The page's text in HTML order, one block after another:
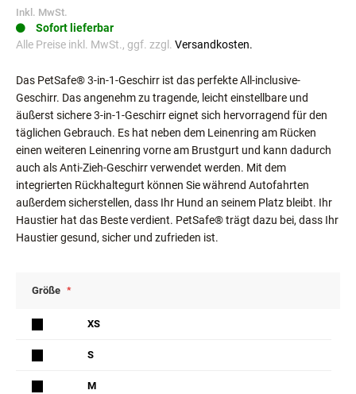
Inkl. MwSt.
Sofort lieferbar
Alle Preise inkl. MwSt., ggf. zzgl. Versandkosten.
Das PetSafe® 3-in-1-Geschirr ist das perfekte All-inclusive-
Geschirr. Das angenehm zu tragende, leicht einstellbare und
äußerst sichere 3-in-1-Geschirr eignet sich hervorragend für den
täglichen Gebrauch. Es hat neben dem Leinenring am Rücken
einen weiteren Leinenring vorne am Brustgurt und kann dadurch
auch als Anti-Zieh-Geschirr verwendet werden. Mit dem
integrierten Rückhaltegurt können Sie während Autofahrten
außerdem sicherstellen, dass Ihr Hund an seinem Platz bleibt. Ihr
Haustier hat das Beste verdient. PetSafe® trägt dazu bei, dass Ihr
Haustier gesund, sicher und zufrieden ist.
Größe
XS
S
M